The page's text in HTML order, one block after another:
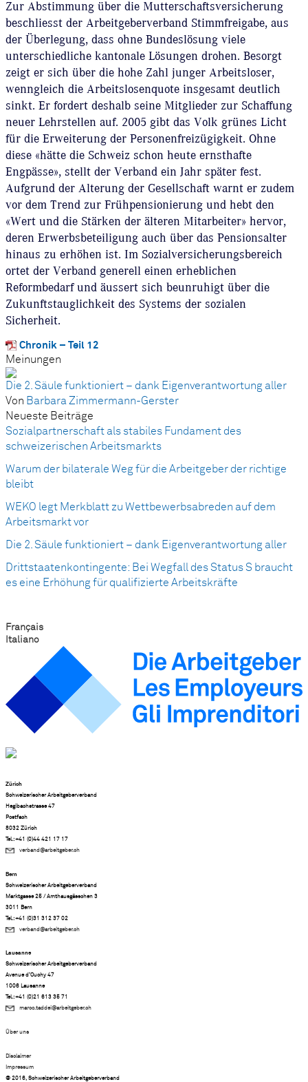
Zur Abstimmung über die Mutterschaftsversicherung
beschliesst der Arbeitgeberverband Stimmfreigabe, aus
der Überlegung, dass ohne Bundeslösung viele
unterschiedliche kantonale Lösungen drohen. Besorgt
zeigt er sich über die hohe Zahl junger Arbeitsloser,
wenngleich die Arbeitslosenquote insgesamt deutlich
sinkt. Er fordert deshalb seine Mitglieder zur Schaffung
neuer Lehrstellen auf. 2005 gibt das Volk grünes Licht
für die Erweiterung der Personenfreizügigkeit. Ohne
diese «hätte die Schweiz schon heute ernsthafte
Engpässe», stellt der Verband ein Jahr später fest.
Aufgrund der Alterung der Gesellschaft warnt er zudem
vor dem Trend zur Frühpensionierung und hebt den
«Wert und die Stärken der älteren Mitarbeiter» hervor,
deren Erwerbsbeteiligung auch über das Pensionsalter
hinaus zu erhöhen ist. Im Sozialversicherungsbereich
ortet der Verband generell einen erheblichen
Reformbedarf und äussert sich beunruhigt über die
Zukunftstauglichkeit des Systems der sozialen
Sicherheit.
Chronik – Teil 12
Meinungen
Die 2. Säule funktioniert – dank Eigenverantwortung aller
Von Barbara Zimmermann-Gerster
Neueste Beiträge
Sozialpartnerschaft als stabiles Fundament des
schweizerischen Arbeitsmarkts
Warum der bilaterale Weg für die Arbeitgeber der richtige
bleibt
WEKO legt Merkblatt zu Wettbewerbsabreden auf dem
Arbeitsmarkt vor
Die 2. Säule funktioniert – dank Eigenverantwortung aller
Drittstaatenkontingente: Bei Wegfall des Status S braucht
es eine Erhöhung für qualifizierte Arbeitskräfte
Français
Italiano
Zürich
Schweizerischer Arbeitgeberverband
Hegibachstrasse 47
Postfach
8032 Zürich
Tel.: +41 (0)44 421 17 17
verband@arbeitgeber.ch
Bern
Schweizerischer Arbeitgeberverband
Marktgasse 25 / Amthausgässchen 3
3011 Bern
Tel.: +41 (0)31 312 37 02
verband@arbeitgeber.ch
Lausanne
Schweizerischer Arbeitgeberverband
Avenue d’Ouchy 47
1006 Lausanne
Tel.: +41 (0)21 613 35 71
marco.taddei@arbeitgeber.ch
Über uns
Disclaimer
Impressum
© 2016, Schweizerischer Arbeitgeberverband